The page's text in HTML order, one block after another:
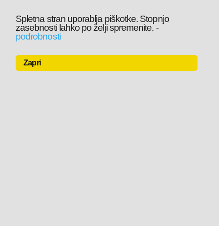
Spletna stran uporablja piškotke. Stopnjo
zasebnosti lahko po želji spremenite. -
podrobnosti
Zapri